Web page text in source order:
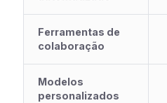
Ferramentas de
colaboração
Modelos
personalizados